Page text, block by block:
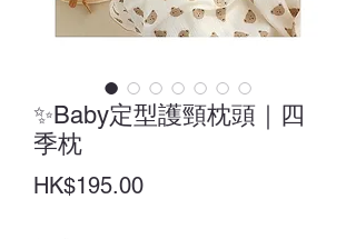
✨Baby定型護頸枕頭｜四
季枕
HK$195.00價